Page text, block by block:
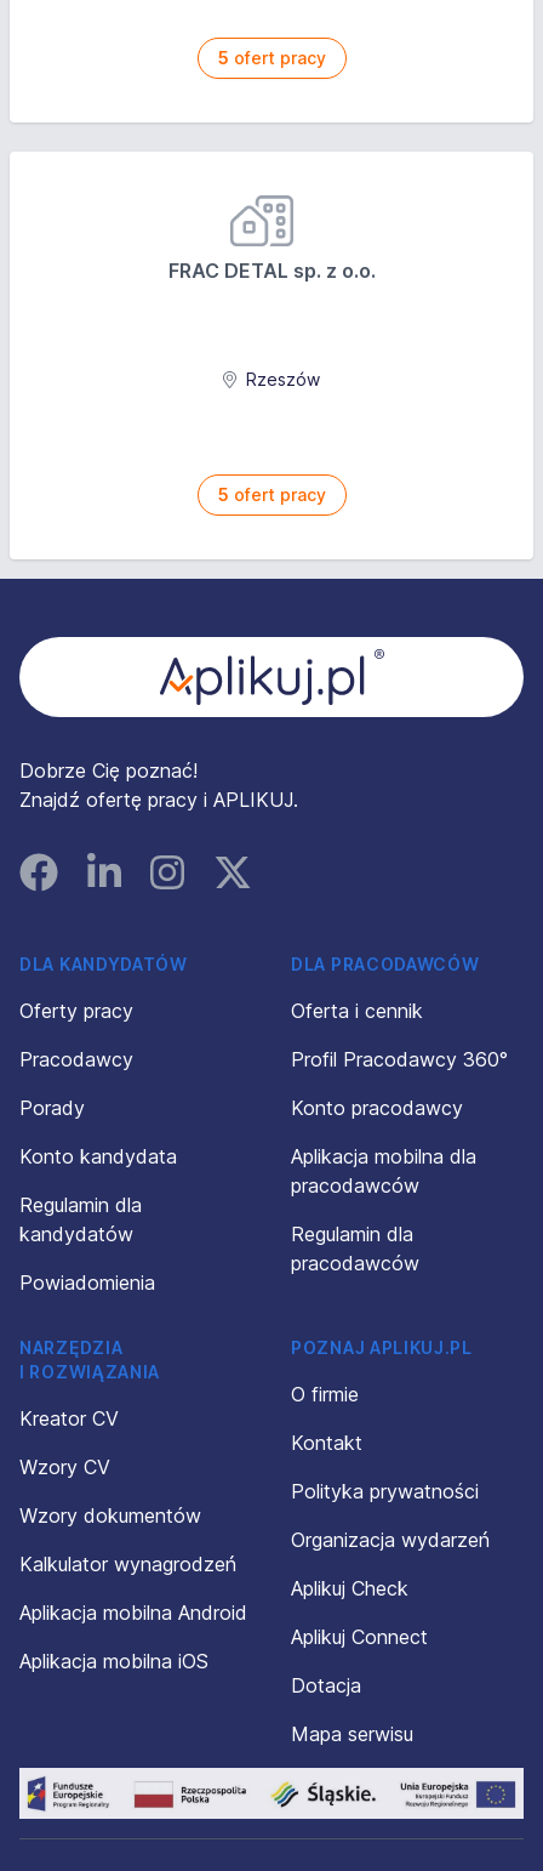
5 ofert pracy
FRAC DETAL sp. z o.o.
Rzeszów
5 ofert pracy
Dobrze Cię poznać!
Znajdź ofertę pracy i APLIKUJ.
FacebookLinked InInstagramInstagram
DLA KANDYDATÓW
Oferty pracy
Pracodawcy
Porady
Konto kandydata
Regulamin dla
kandydatów
Powiadomienia
DLA PRACODAWCÓW
Oferta i cennik
Profil Pracodawcy 360°
Konto pracodawcy
Aplikacja mobilna dla
pracodawców
Regulamin dla
pracodawców
NARZĘDZIA
I ROZWIĄZANIA
Kreator CV
Wzory CV
Wzory dokumentów
Kalkulator wynagrodzeń
Aplikacja mobilna Android
Aplikacja mobilna iOS
POZNAJ APLIKUJ.PL
O firmie
Kontakt
Polityka prywatności
Organizacja wydarzeń
Aplikuj Check
Aplikuj Connect
Dotacja
Mapa serwisu